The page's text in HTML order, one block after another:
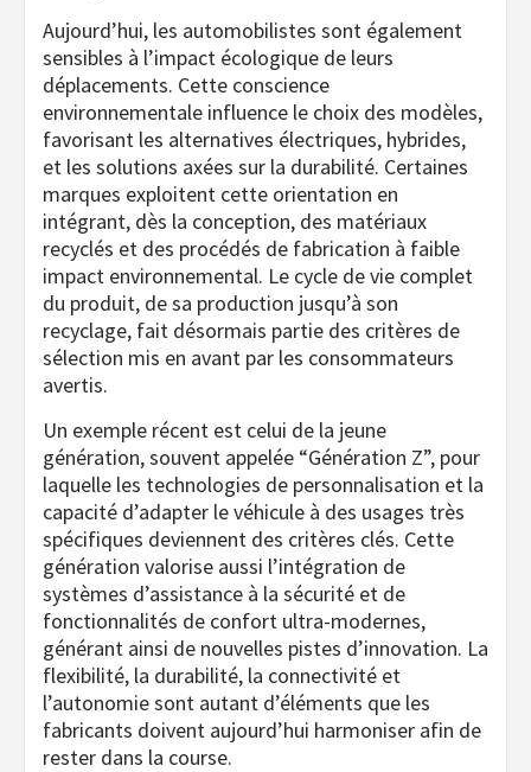
Aujourd’hui, les automobilistes sont également
sensibles à l’impact écologique de leurs
déplacements. Cette conscience
environnementale influence le choix des modèles,
favorisant les alternatives électriques, hybrides,
et les solutions axées sur la durabilité. Certaines
marques exploitent cette orientation en
intégrant, dès la conception, des matériaux
recyclés et des procédés de fabrication à faible
impact environnemental. Le cycle de vie complet
du produit, de sa production jusqu’à son
recyclage, fait désormais partie des critères de
sélection mis en avant par les consommateurs
avertis.
Un exemple récent est celui de la jeune
génération, souvent appelée “Génération Z”, pour
laquelle les technologies de personnalisation et la
capacité d’adapter le véhicule à des usages très
spécifiques deviennent des critères clés. Cette
génération valorise aussi l’intégration de
systèmes d’assistance à la sécurité et de
fonctionnalités de confort ultra-modernes,
générant ainsi de nouvelles pistes d’innovation. La
flexibilité, la durabilité, la connectivité et
l’autonomie sont autant d’éléments que les
fabricants doivent aujourd’hui harmoniser afin de
rester dans la course.